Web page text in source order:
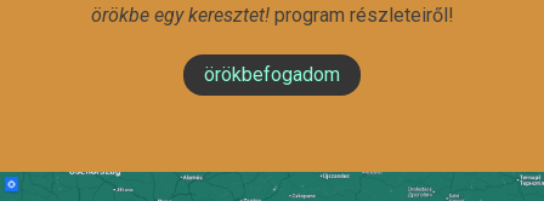
örökbe egy keresztet!program részleteiről!
örökbefogadom